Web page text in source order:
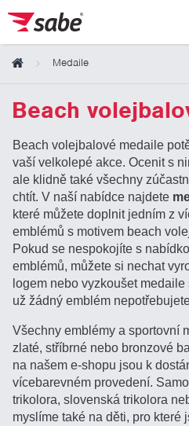
Medaile
Beach
Beach volejbalové medaile
vaší velkolepé akce. Ocenit s
ale klidně také všechny
chtít. V naší nabídce najdete
které můžete doplnit jedním z
emblémů s motivem beach
Pokud se nespokojíte s
emblémů, můžete si nechat
logem nebo vyzkoušet medaile
už žádný emblém
Všechny emblémy a sportovní
zlaté, stříbrné nebo bronzové
na našem e-shopu jsou k
vícebarevném provedení.
trikolora, slovenská trikolora
myslíme také na děti, pro které
Obsah košíku
Košík zeje prázdnotou